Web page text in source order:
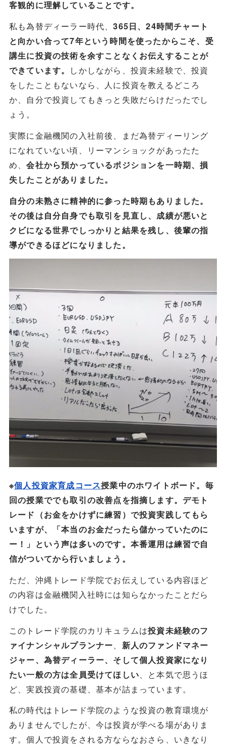
客観的に理解していることです。
私も為替ディーラー時代、365日、24時間チャート
と向かい合って7年という時間を使ったからこそ、受
講生に投資の技術を余すことなくお伝えすることが
できています。
しかしながら、投資未経験で、投資
をしたこともないなら、人に投資を教えるどころ
か、自分で投資してもきっと失敗だらけだったでし
ょう。
実際に金融機関の入社前後、まだ為替ディーリング
になれていない頃、リーマンショックがあったた
め、会社から預かっているポジションを一時期、損
失したことがありました。
自分の未熟さに精神的に参った時期もありました。
その後は自分自身でも取引を見直し、成績が悪いと
クビになる世界でしっかりと結果を残し、後輩の指
導ができるほどになりました。
※個人投資家育成コース授業中のホワイトボード。毎
回の授業ででも取引の改善点を指摘します。デモト
レード（お金をかけずに練習）で投資実践してもら
いますが、「本当のお金だったら儲かっていたのに
ー！」という声は多いのです。本番運用は練習で自
信がついてから行いましょう。
ただ、沖縄トレード学院でお伝えしている内容ほど
の内容は金融機関入社時には知らなかったことだら
けでした。
このトレード学院のカリキュラムは投資未経験のフ
ァイナンシャルプランナー
新人のファンドマネー
ジャー、為替ディーラー、そして個人投資家になり
たい一般の方は全員受けてほしい 、と本気で思うほ
ど、実践投資の基礎、基本が詰まっています。
私の時代はトレード学院のような投資の教育環境が
ありませんでしたが、今は投資が学べる場がありま
す。個人で投資をされる方ならなおさら、いきなり